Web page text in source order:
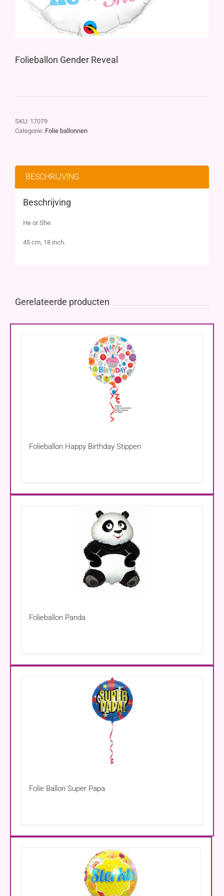
Folieballon Gender Reveal
SKU: 17079
Categorie: Folie ballonnen
BESCHRIJVING
Beschrijving
He or She.
45 cm, 18 inch.
Gerelateerde producten
Folieballon Happy Birthday Stippen
Folieballon Panda
Folie Ballon Super Papa